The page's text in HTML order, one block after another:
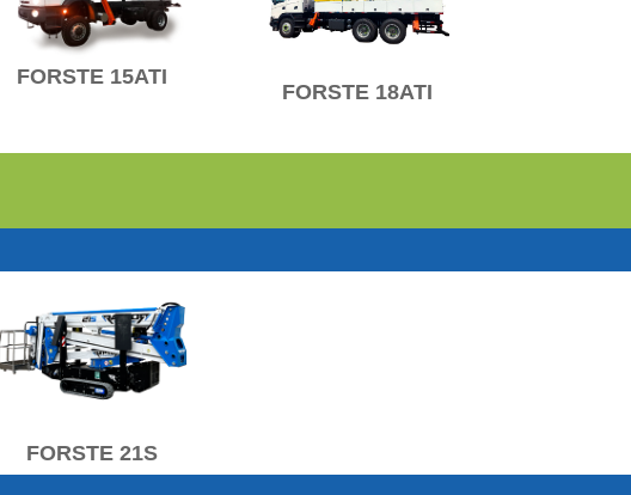
FORSTE 15ATI
FORSTE 18ATI
FORSTE 21S